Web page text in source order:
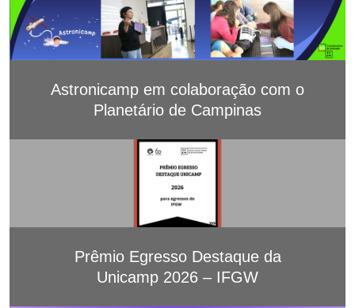
Astronicamp em colaboração com o
Planetário de Campinas
Prêmio Egresso Destaque da
Unicamp 2026 – IFGW